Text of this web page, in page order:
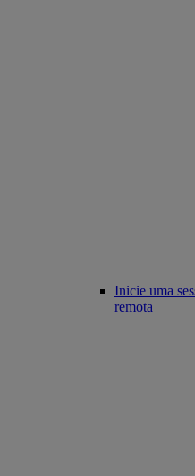
Inicie uma
remota